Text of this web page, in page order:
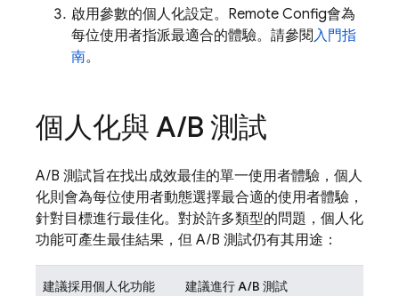
啟用參數的個人化設定。 Remote Config會為
每位使用者指派最適合的體驗。請參閱入門指
南。
個人化與 A/B 測試
A/B 測試旨在找出成效最佳的單一使用者體驗，個人
化則會為每位使用者動態選擇最合適的使用者體驗，
針對目標進行最佳化。對於許多類型的問題，個人化
功能可產生最佳結果，但 A/B 測試仍有其用途：
建議採用個人化功能 建議進行 A/B 測試